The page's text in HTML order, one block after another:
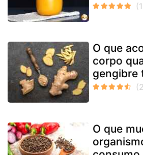
O que
corpo
gengibre
O que